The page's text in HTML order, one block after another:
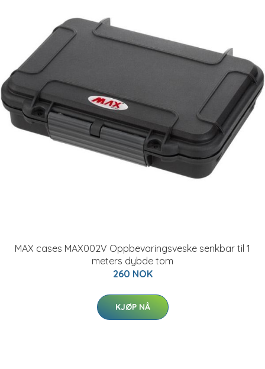
MAX cases MAX002V Oppbevaringsveske senkbar til 1
meters dybde tom
260 NOK
KJØP NÅ